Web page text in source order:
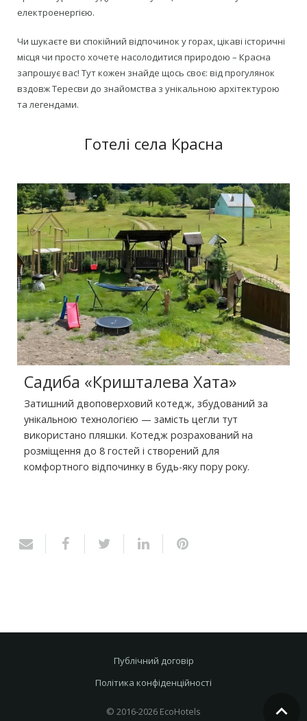
електроенергією.
Чи шукаєте ви спокійний відпочинок у горах, цікаві історичні
місця чи просто хочете насолодитися природою – Красна
запрошує вас! Тут кожен знайде щось своє: від прогулянок
вздовж Тересви до знайомства з унікальною архітектурою
та легендами.
Готелі села Красна
Садиба «Кришталева Хата»
Затишний двоповерховий котедж, збудований за
унікальною технологією — замість цегли тут
використано пляшки. Котедж розрахований на
розміщення до 8 гостей і створений для
комфортного відпочинку в будь-яку пору року.
Публічний договір
Політика конфіденційності
© 2016-2026 EcoHotels